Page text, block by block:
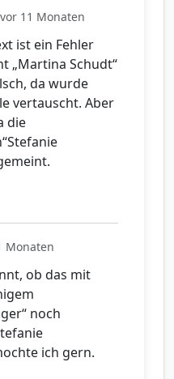
vor 11 Monaten
ist ein Fehler
„Martina Schudt“
da wurde
vertauscht. Aber
die
Monaten
ob das mit
noch
ich gern.